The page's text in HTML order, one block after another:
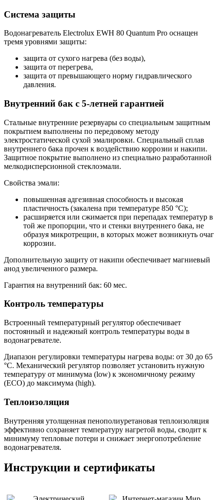
Система защиты
Водонагреватель Electrolux EWH 80 Quantum Pro оснащен
тремя уровнями защиты:
защита от сухого нагрева (без воды),
защита от перегрева,
защита от превышающего норму гидравлического
давления.
Внутренний бак с 5-летней гарантией
Стальные внутренние резервуары со специальным защитным
покрытием выполнены по передовому методу
электростатической сухой эмалировки. Специальный сплав
внутреннего бака прочен к воздействию коррозии и накипи.
Защитное покрытие выполнено из специально разработанной
мелкодисперсионной стеклоэмали.
Свойства эмали:
повышенная адгезивная способность и высокая
пластичность (закалена при температуре 850 °С);
расширяется или сжимается при перепадах температур в
той же пропорции, что и стенки внутреннего бака, не
образуя микротрещин, в которых может возникнуть очаг
коррозии.
Дополнительную защиту от накипи обеспечивает магниевый
анод увеличенного размера.
Гарантия на внутренний бак: 60 мес.
Контроль температуры
Встроенный температурный регулятор обеспечивает
постоянный и надежный контроль температуры воды в
водонагревателе.
Диапазон регулировки температуры нагрева воды: от 30 до 65
°С. Механический регулятор позволяет установить нужную
температуру от минимума (low) к экономичному режиму
(ECO) до максимума (high).
Теплоизоляция
Внутренняя утолщенная пенополиуретановая теплоизоляция
эффективно сохраняет температуру нагретой воды, сводит к
минимуму тепловые потери и снижает энергопотребление
водонагревателя.
Инструкции и сертификаты